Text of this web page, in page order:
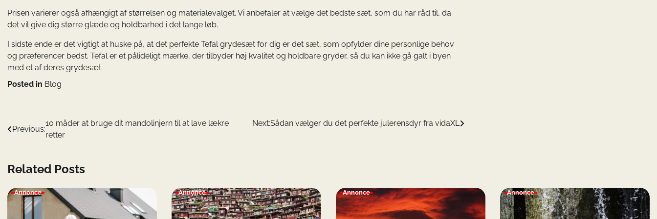
Prisen varierer også afhængigt af størrelsen og materialevalget. Vi anbefaler at vælge det bedste sæt, som du har råd til, da
det vil give dig større glæde og holdbarhed i det lange løb.
I sidste ende er det vigtigt at huske på, at det perfekte Tefal grydesæt for dig er det sæt, som opfylder dine personlige behov
og præferencer bedst. Tefal er et pålideligt mærke, der tilbyder høj kvalitet og holdbare gryder, så du kan ikke gå galt i byen
med et af deres grydesæt.
Posted in Blog
Indlægsnavigation
Previous:
10 måder at bruge dit mandolinjern til at lave lækre
retter
Next:Sådan vælger du det perfekte julerensdyr fra vidaXL
Related Posts
Annonce Annonce Annonce Annonce